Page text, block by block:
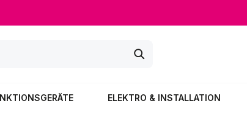
ELEKTRO & INSTALLATION